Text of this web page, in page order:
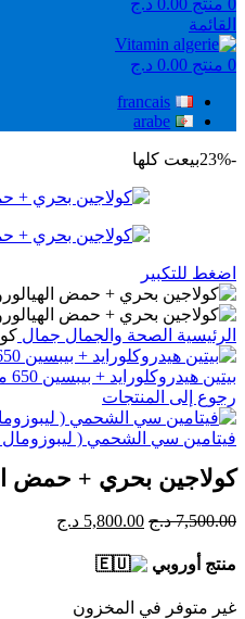
0 منتج 0.00 د.ج
القائمة
0 منتج 0.00 د.ج
francais
arabe
-23% بيعت كلها
اضغط للتكبير
الرئيسية الصحة والجمال جمال
بيتين هيدروكلورايد + بيبسين 650 ملج الهيدروكلوريك و 150 ملج بيبسين.100 كبسولة
رجوع إلى المنتجات
فيتامين سي الشحمي ( ليبوزومال ) 1000 ملغ ، 120
كولاجين بحري + حمض
7,500.00 د.ج 5,800.00 د.ج
منتج أوروبي
غير متوفر في المخزون